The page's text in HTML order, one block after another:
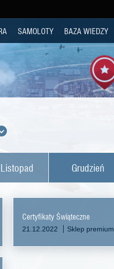
SAMOLOTY BAZA WIEDZY
Listopad Grudzień
Certyfikaty Świąteczne
21.12.2022 Sklep premium